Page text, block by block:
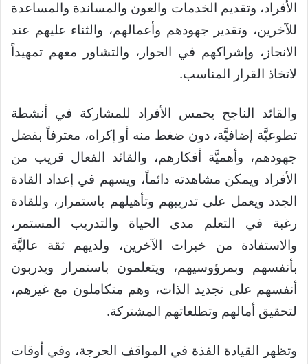
الأفراد، وتقديم الخدمات والعون والمساندة والمساعدة
للآخرين، وتقدير جهودهم وأعمالهم، والثناء عليهم عند
الانجاز، وإشراكهم في الحوار، والتشاور معهم تمهيداً
لاتخاذ القرار المناسب.
والقائد الناجح يحمس الأفراد للمشاركة في أنشطة
تطوعيَّة إضافيَّة، دون ضغط منه أو إكراه، معترفاً بفضل
جهودهم، وأهميَّة أفكارهم، والقائد الفعال قريب من
الأفراد ويمكن مشاهدته دائماً، ويسهم في إعداد القادة
الجدد ويعمل على تدريبهم وتأهيلهم باستمرار، وللقادة
رغبة في التعلم مدى الحياة والتدريب المستمر،
والاستفادة من خبرات الآخرين، ولديهم ثقة عاليَّة
بأنفسهم وبمرؤوسيهم، ويتعلمون باستمرار ويدربون
أنفسهم على تجديد الذات، وهم متكاملون مع غيرهم،
لتحقيق أمالهم وتطلعاتهم المشتركة.
وتظهر القيادة الفذة في المواقف الحرجة، وفي أوقات